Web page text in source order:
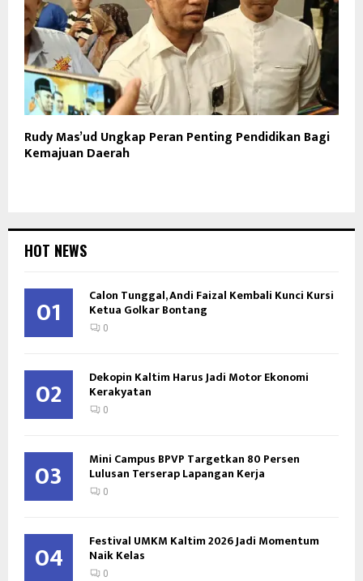
Rudy Mas’ud Ungkap Peran Penting Pendidikan Bagi
Kemajuan Daerah
HOT NEWS
01 Calon Tunggal, Andi Faizal Kembali Kunci Kursi
Ketua Golkar Bontang
0
02 Dekopin Kaltim Harus Jadi Motor Ekonomi
Kerakyatan
0
03 Mini Campus BPVP Targetkan 80 Persen
Lulusan Terserap Lapangan Kerja
0
04 Festival UMKM Kaltim 2026 Jadi Momentum
Naik Kelas
0